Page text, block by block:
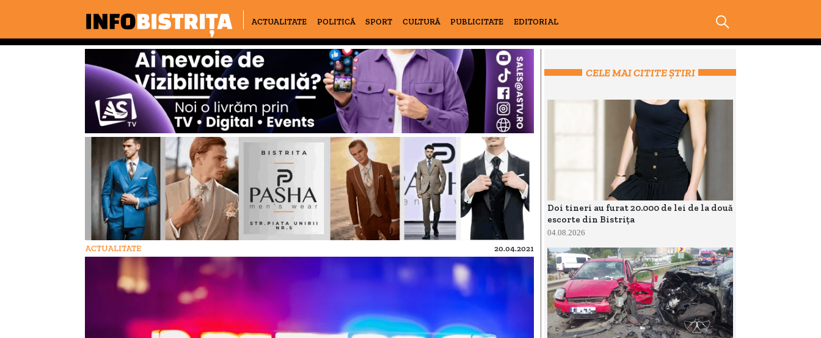
ACTUALITATE POLITICĂ SPORT CULTURĂ PUBLICITATE EDITORIAL
ACTUALITATE 20.04.2021
CELE MAI CITITE ȘTIRI
Doi tineri au furat 20.000 de lei de la două
escorte din Bistrița
04.08.2026